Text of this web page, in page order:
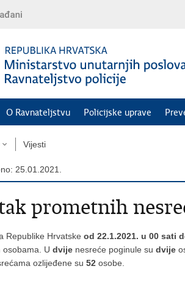
O Ravnateljstvu Policijske uprave
Vijesti
25.01.2021.
prometnih
Republike Hrvatske od 22.1.2021. u 00 sati
osobama. U dvije nesreće poginule su dvije
ozlijeđene su 52 osobe.